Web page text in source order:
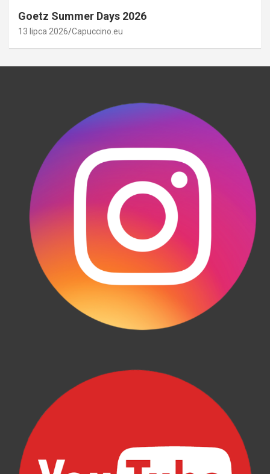
Goetz Summer Days 2026
13 lipca 2026 Capuccino.eu